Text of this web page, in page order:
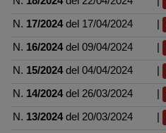
N. 17/2024del 17/04/2024
N. 16/2024del 09/04/2024
N. 15/2024del 04/04/2024
N. 14/2024del 26/03/2024
N. 13/2024del 20/03/2024